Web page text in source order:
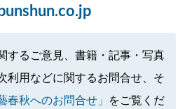
するご意見、書籍・記事・写真
利用などに関するお問合せ、そ
春秋へのお問合せ」
をご覧くだ